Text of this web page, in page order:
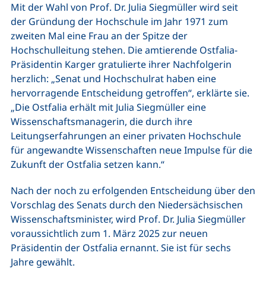
Mit der Wahl von Prof. Dr. Julia Siegmüller wird seit
der Gründung der Hochschule im Jahr 1971 zum
zweiten Mal eine Frau an der Spitze der
Hochschulleitung stehen. Die amtierende Ostfalia-
Präsidentin Karger gratulierte ihrer Nachfolgerin
herzlich: „Senat und Hochschulrat haben eine
hervorragende Entscheidung getroffen“, erklärte sie.
„Die Ostfalia erhält mit Julia Siegmüller eine
Wissenschaftsmanagerin, die durch ihre
Leitungserfahrungen an einer privaten Hochschule
für angewandte Wissenschaften neue Impulse für die
Zukunft der Ostfalia setzen kann.“
Nach der noch zu erfolgenden Entscheidung über den
Vorschlag des Senats durch den Niedersächsischen
Wissenschaftsminister, wird Prof. Dr. Julia Siegmüller
voraussichtlich zum 1. März 2025 zur neuen
Präsidentin der Ostfalia ernannt. Sie ist für sechs
Jahre gewählt.